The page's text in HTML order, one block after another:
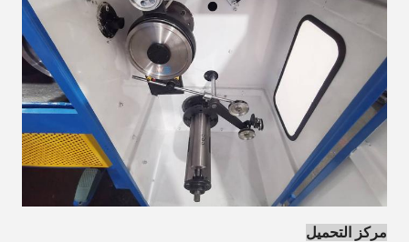
مركز التحميل